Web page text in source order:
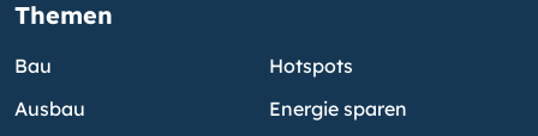
Themen
Bau
Ausbau
Hotspots
Energie sparen